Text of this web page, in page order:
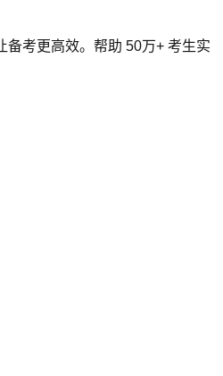
备考更高效。帮助 50万+ 考生实